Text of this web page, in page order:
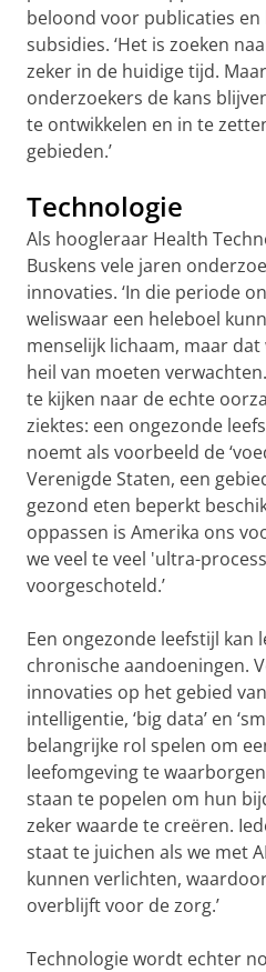
beloond voor publicaties
subsidies. ‘Het is zoeken
zeker in de huidige tijd.
onderzoekers de kans
te ontwikkelen en in te
gebieden.’
Technologie
Als hoogleraar Health
Buskens vele jaren
innovaties. ‘In die periode
weliswaar een heleboel
menselijk lichaam, maar
heil van moeten
te kijken naar de echte
ziektes: een ongezonde
noemt als voorbeeld de
Verenigde Staten, een
gezond eten beperkt
oppassen is Amerika ons
we veel te veel 'ultra-
voorgeschoteld.’
Een ongezonde leefstijl
chronische aandoeningen.
innovaties op het gebied
intelligentie, ‘big data’ en
belangrijke rol spelen om
leefomgeving te
staan te popelen om hun
zeker waarde te creëren.
staat te juichen als we met
kunnen verlichten,
overblijft voor de zorg.’
Technologie wordt echter